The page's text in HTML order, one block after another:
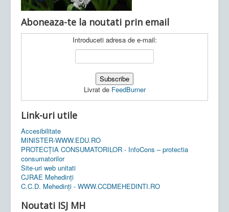
Aboneaza-te la noutati prin email
Introduceti adresa de e-mail:
Livrat de FeedBurner
Link-uri utile
Accesibilitate
MINISTER-WWW.EDU.RO
PROTECȚIA CONSUMATORILOR - InfoCons – protectia
consumatorilor
Site-uri web unitati
CJRAE Mehedinți
C.C.D. Mehedinţi - WWW.CCDMEHEDINTI.RO
Noutati ISJ MH